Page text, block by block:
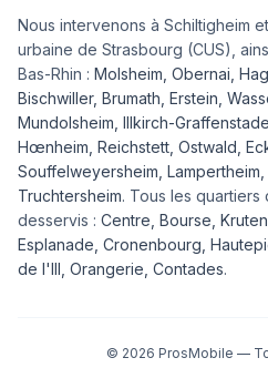
Nous intervenons à Schiltigheim
urbaine de Strasbourg (CUS),
Bas-Rhin : Molsheim Obernai
Bischwiller, Brumath Erstein
Mundolsheim Illkirch-
Hœnheim Reichstett Ostwald
Souffelweyersheim, Lampertheim,
Truchtersheim. Tous les
desservis : Centre, Bourse,
Esplanade, Cronenbourg,
de l'Ill, Orangerie, Contades.
© 2026 ProsMobile —